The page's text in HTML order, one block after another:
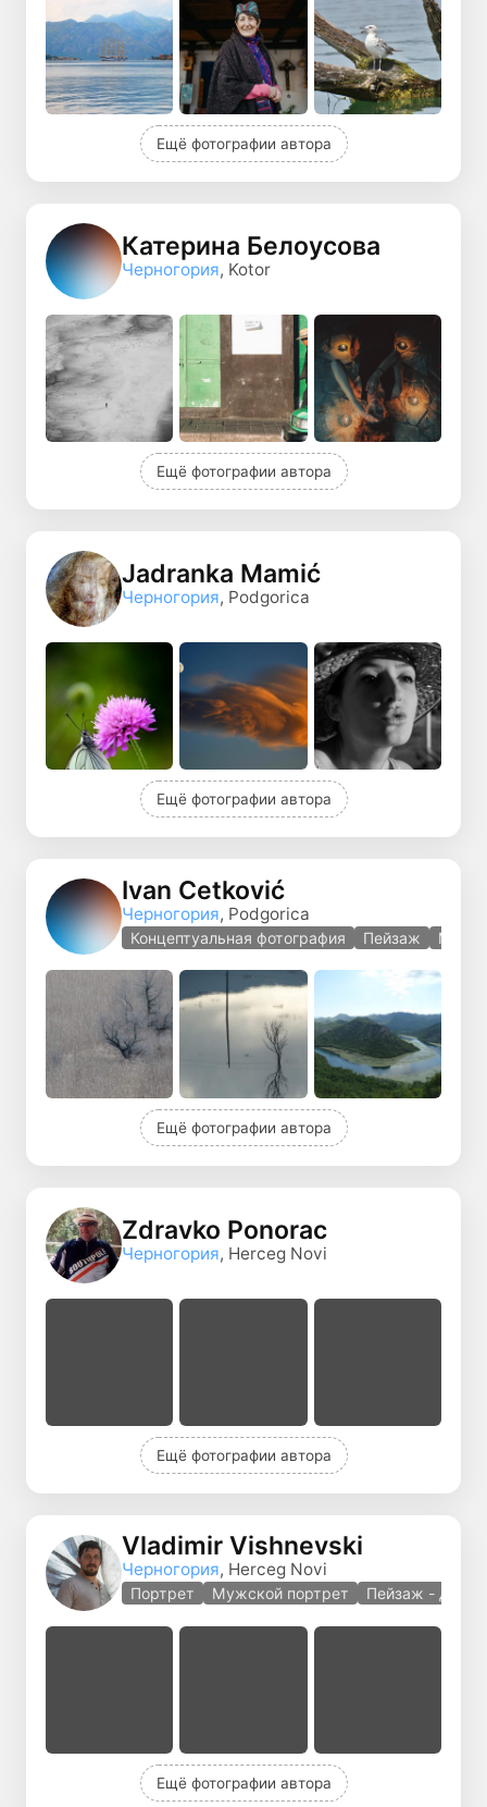
Ещё фотографии автора
Катерина Белоусова
Черногория, Kotor
Ещё фотографии автора
Jadranka Mamić
Черногория, Podgorica
Ещё фотографии автора
Ivan Ćetković
Черногория, Podgorica
Концептуальная фотография Пейзаж Макро
Ещё фотографии автора
Zdravko Ponorac
Черногория, Herceg Novi
Ещё фотографии автора
Vladimir Vishnevski
Черногория, Herceg Novi
Портрет Мужской портрет Пейзаж - дроны
Ещё фотографии автора